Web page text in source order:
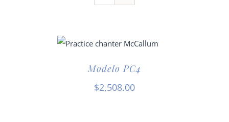
Modelo PC4
$2,508.00